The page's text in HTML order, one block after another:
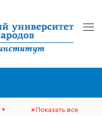
Показать все